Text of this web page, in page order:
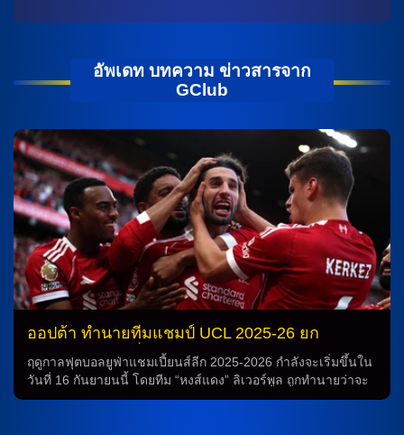
อัพเดท บทความ ข่าวสารจาก
GClub
ออปต้า ทำนายทีมแชมป์ UCL 2025-26 ยก
ลิเวอร์พูล เต็งหนึ่ง
ฤดูกาลฟุตบอลยูฟ่าแชมเปี้ยนส์ลีก 2025-2026 กำลังจะเริ่มขึ้นใน
วันที่ 16 กันยายนนี้ โดยทีม “หงส์แดง” ลิเวอร์พูล ถูกทำนายว่าจะ
คว้าแชมป์ UCL ฤดูกาลนี้ ตามคำนวณของ Opta โดยมีโอกาส